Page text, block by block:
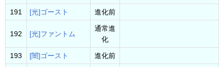
191 [光]ゴースト 進化前
192 [光]ファントム
通常進
化
193 [闇]ゴースト 進化前